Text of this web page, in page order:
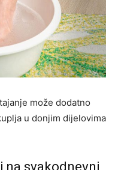
može dodatno
u donjim dijelovima
na svakodnevni